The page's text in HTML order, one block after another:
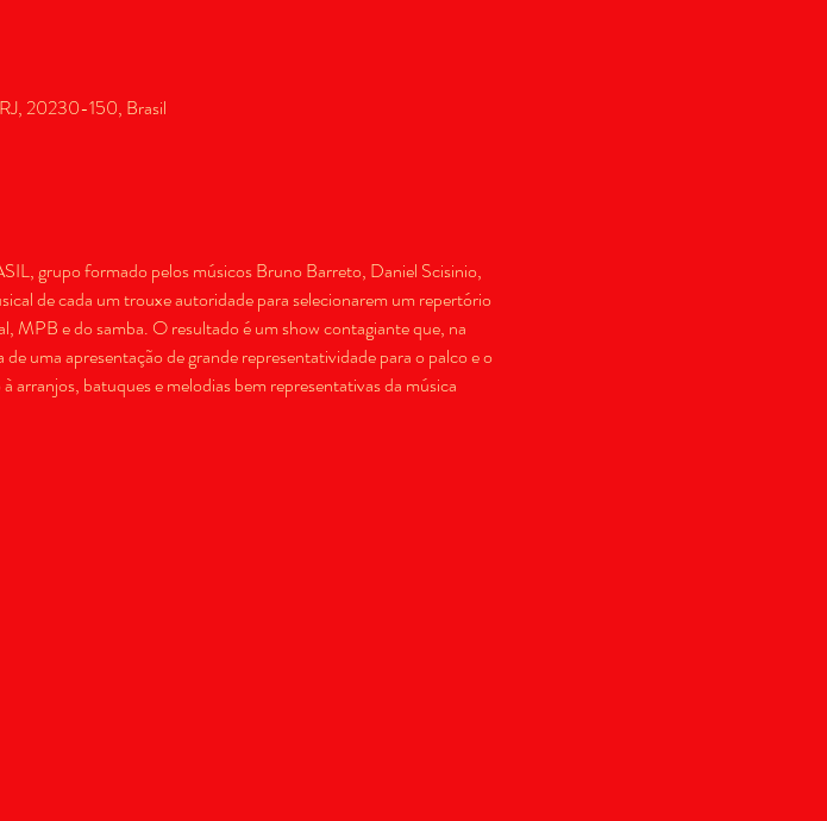
20230-150, Brasil
grupo formado pelos músicos Bruno Barreto, Daniel Scisinio,
de cada um trouxe autoridade para selecionarem um repertório
MPB e do samba. O resultado é um show contagiante que, na
uma apresentação de grande representatividade para o palco e o
arranjos, batuques e melodias bem representativas da música